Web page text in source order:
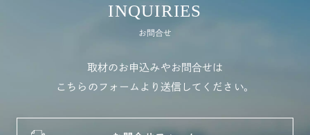
INQUIRIES
お問合せ
取材のお申込みやお問合せは
こちらのフォームより送信してください。